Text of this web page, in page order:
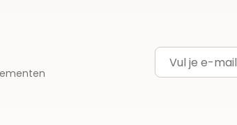
E-mailadres